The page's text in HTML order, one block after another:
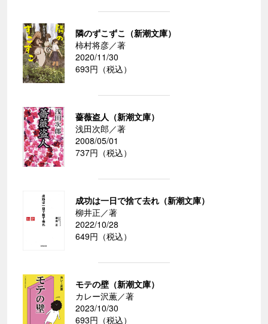
隣のずこずこ（新潮文庫）
柿村将彦／著
2020/11/30
693円（税込）
薔薇盗人（新潮文庫）
浅田次郎／著
2008/05/01
737円（税込）
成功は一日で捨て去れ（新潮文庫）
柳井正／著
2022/10/28
649円（税込）
モテの壁（新潮文庫）
カレー沢薫／著
2023/10/30
693円（税込）